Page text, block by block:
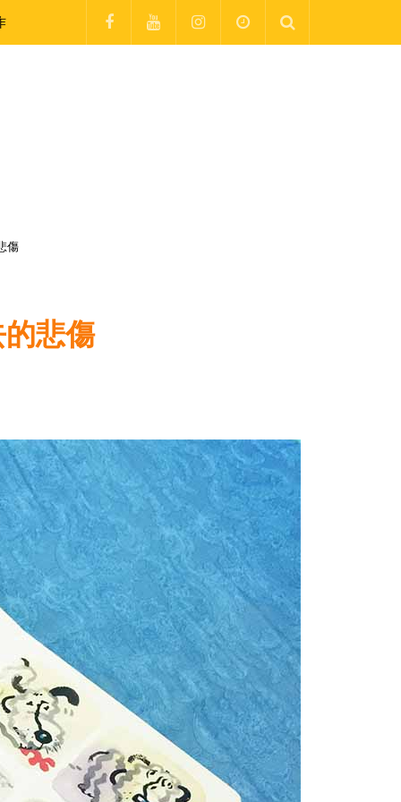
傷
悲傷